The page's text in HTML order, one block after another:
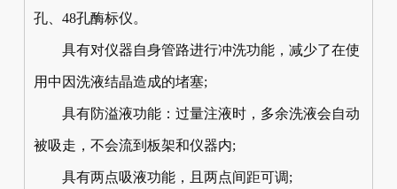
孔、48孔酶标仪。
具有对仪器自身管路进行冲洗功能，减少了在使
用中因洗液结晶造成的堵塞;
具有防溢液功能：过量注液时，多余洗液会自动
被吸走，不会流到板架和仪器内;
具有两点吸液功能，且两点间距可调;